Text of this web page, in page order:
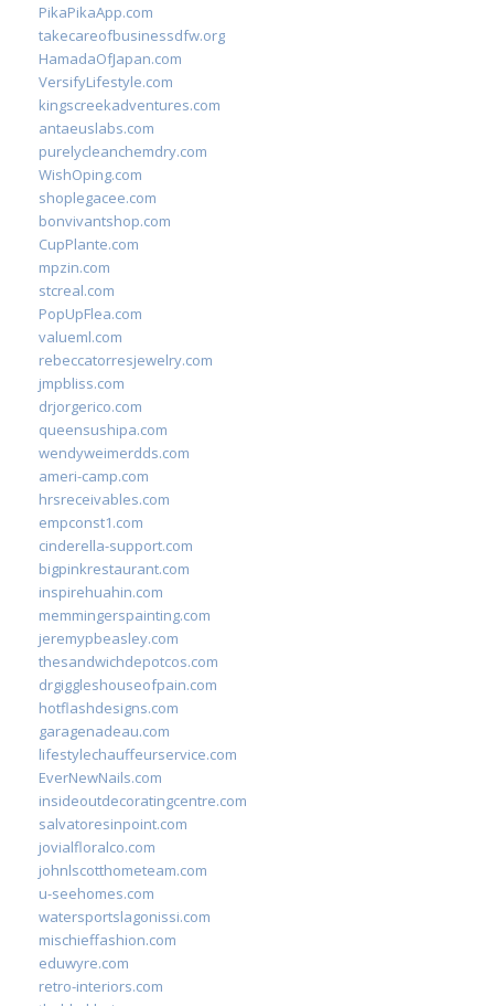
PikaPikaApp.com
takecareofbusinessdfw.org
HamadaOfJapan.com
VersifyLifestyle.com
kingscreekadventures.com
antaeuslabs.com
purelycleanchemdry.com
WishOping.com
shoplegacee.com
bonvivantshop.com
CupPlante.com
mpzin.com
stcreal.com
PopUpFlea.com
valueml.com
rebeccatorresjewelry.com
jmpbliss.com
drjorgerico.com
queensushipa.com
wendyweimerdds.com
ameri-camp.com
hrsreceivables.com
empconst1.com
cinderella-support.com
bigpinkrestaurant.com
inspirehuahin.com
memmingerspainting.com
jeremypbeasley.com
thesandwichdepotcos.com
drgiggleshouseofpain.com
hotflashdesigns.com
garagenadeau.com
lifestylechauffeurservice.com
EverNewNails.com
insideoutdecoratingcentre.com
salvatoresinpoint.com
jovialfloralco.com
johnlscotthometeam.com
u-seehomes.com
watersportslagonissi.com
mischieffashion.com
eduwyre.com
retro-interiors.com